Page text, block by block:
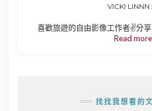
VICKI LINNN
喜歡旅遊的自由影像工作者✌️分
Read more
找找我想看的